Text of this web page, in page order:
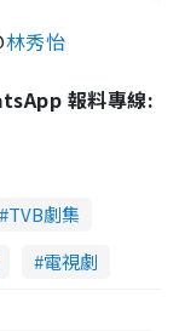
林秀怡
報料專線:
TVB劇集
電視劇